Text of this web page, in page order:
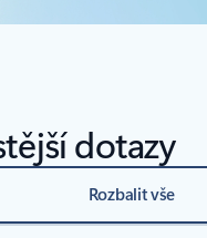
dotazy
Rozbalit vše